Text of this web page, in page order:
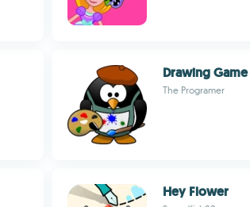
Drawing Game
The Programer
Hey Flower